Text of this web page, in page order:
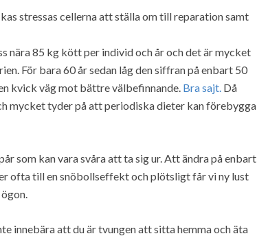
stressas cellerna att ställa om till reparation samt
nära 85 kg kött per individ och år och det är mycket
För bara 60 år sedan låg den siffran på enbart 50
kvick väg mot bättre välbefinnande. Bra sajt. Då
mycket tyder på att periodiska dieter kan förebygga
som kan vara svåra att ta sig ur. Att ändra på enbart
ofta till en snöbollseffekt och plötsligt får vi ny lust
innebära att du är tvungen att sitta hemma och äta